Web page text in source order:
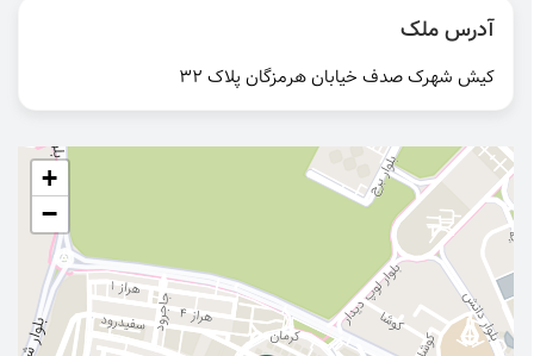
آدرس ملک
کیش شهرک صدف خیابان هرمزگان پلاک ۳۲
+
−